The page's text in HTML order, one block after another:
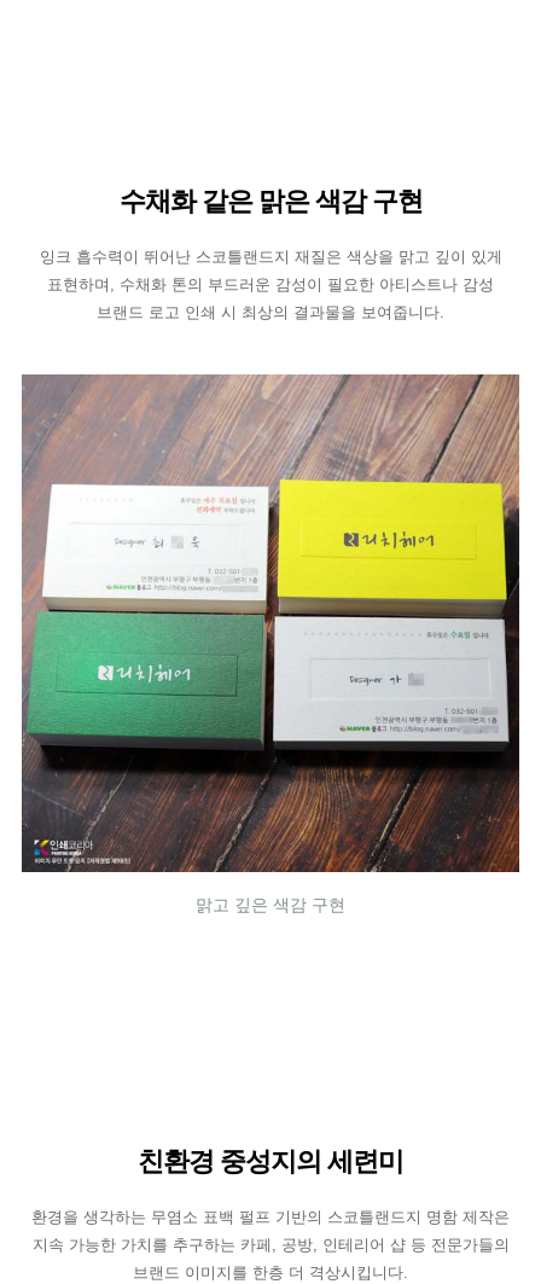
수채화 같은 맑은 색감 구현
잉크 흡수력이 뛰어난 스코틀랜드지 재질은 색상을 맑고 깊이 있게
표현하며, 수채화 톤의 부드러운 감성이 필요한 아티스트나 감성
브랜드 로고 인쇄 시 최상의 결과물을 보여줍니다.
맑고 깊은 색감 구현
친환경 중성지의 세련미
환경을 생각하는 무염소 표백 펄프 기반의 스코틀랜드지 명함 제작은
지속 가능한 가치를 추구하는 카페, 공방, 인테리어 샵 등 전문가들의
브랜드 이미지를 한층 더 격상시킵니다.